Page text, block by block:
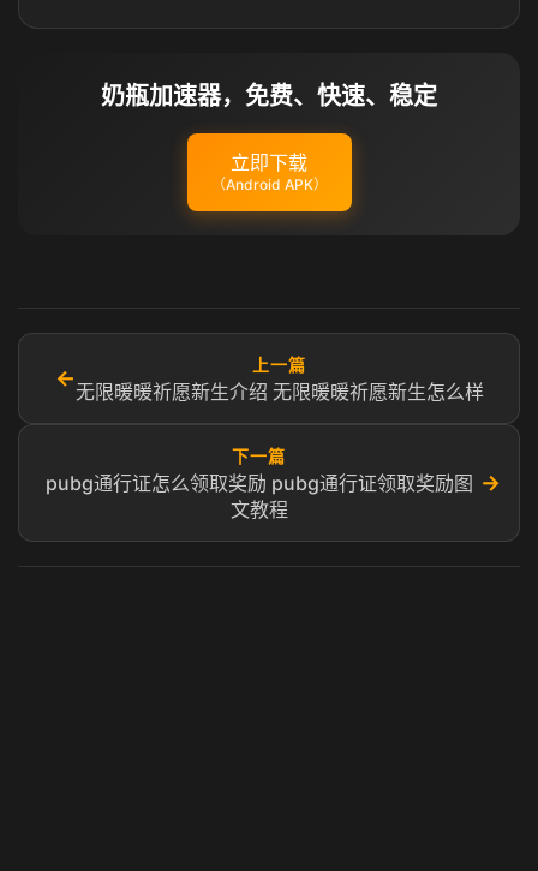
奶瓶加速器，免费、快速、稳定
立即下载
（Android APK）
←
上一篇
无限暖暖祈愿新生介绍 无限暖暖祈愿新生怎么样
下一篇
pubg通行证怎么领取奖励 pubg通行证领取奖励图
文教程
→